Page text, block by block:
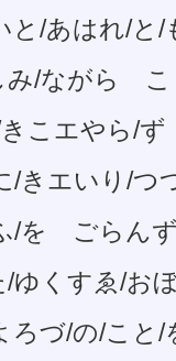
/あはれ/と/
み/ながら こ
きこエやら/
/きエいり/つ
/を ごらん
/ゆくすゑ/お
づ/の/こと/